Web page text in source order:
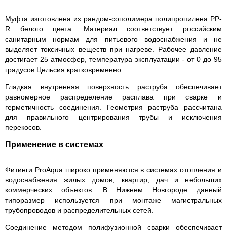
Муфта изготовлена из рандом-сополимера полипропилена PP-
R белого цвета. Материал соответствует российским
санитарным нормам для питьевого водоснабжения и не
выделяет токсичных веществ при нагреве. Рабочее давление
достигает 25 атмосфер, температура эксплуатации - от 0 до 95
градусов Цельсия кратковременно.
Гладкая внутренняя поверхность раструба обеспечивает
равномерное распределение расплава при сварке и
герметичность соединения. Геометрия раструба рассчитана
для правильного центрирования трубы и исключения
перекосов.
Применение в системах
Фитинги ProAqua широко применяются в системах отопления и
водоснабжения жилых домов, квартир, дач и небольших
коммерческих объектов. В Нижнем Новгороде данный
типоразмер используется при монтаже магистральных
трубопроводов и распределительных сетей.
Соединение методом полифузионной сварки обеспечивает